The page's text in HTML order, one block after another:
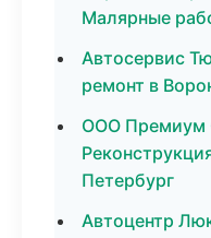
Малярные
Автосервис
ремонт в
ООО Премиум
Петербург
Автоцентр